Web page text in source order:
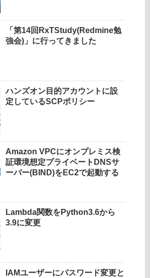
「第14回RxTStudy(Redmine勉
強会)」に行ってきました
ハンズオン目的アカウントに設
定しているSCPポリシー
Amazon VPCにオンプレミス検
証環境想定プライベートDNSサ
ーバー(BIND)をEC2で起動する
Lambda関数をPython3.6から
3.9に変更
IAMユーザーにパスワード変更と